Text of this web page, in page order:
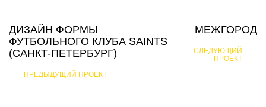
ДИЗАЙН ФОРМЫ
ФУТБОЛЬНОГО КЛУБА SAINTS
(САНКТ-ПЕТЕРБУРГ)
ПРЕДЫДУЩИЙ ПРОЕКТ
МЕЖГОРОД
СЛЕДУЮЩИЙ
ПРОЕКТ